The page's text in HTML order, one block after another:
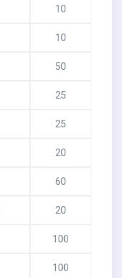
10
10
50
25
25
20
60
20
100
100